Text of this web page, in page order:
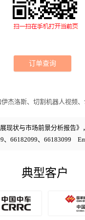
订单查询
杰洛斯、切割机器人视频
现状与市场前景分析报告》
、66182099、66183099
典型客户